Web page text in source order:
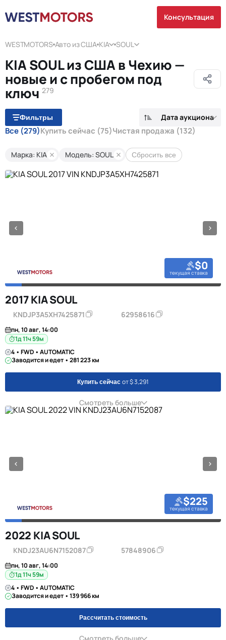
Консультация
WESTMOTORS Авто из США KIA SOUL
KIA SOUL из США в Чехию —
новые и с пробегом под
ключ 279
Фильтры Дата аукциона
Все (279)Купить сейчас (75)Чистая продажа (132)
Марка: KIA Модель: SOUL Сбросить все
$0
текущая ставка
2017 KIA SOUL
KNDJP3A5XH7425871 62958616
пн, 10 авг, 14:00
1д 11ч 59м
4 • FWD • AUTOMATIC
Заводится и едет • 281 223 км
Купить сейчас от $ 3,291
Смотреть больше
$225
текущая ставка
2022 KIA SOUL
KNDJ23AU6N7152087 57848906
пн, 10 авг, 14:00
1д 11ч 59м
4 • FWD • AUTOMATIC
Заводится и едет • 139 966 км
Рассчитать стоимость